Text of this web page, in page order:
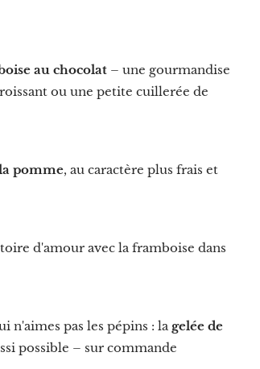
au chocolat – une gourmandise
ou une petite cuillerée de
pomme, au caractère plus frais et
d'amour avec la framboise dans
n'aimes pas les pépins : la gelée de
possible – sur commande